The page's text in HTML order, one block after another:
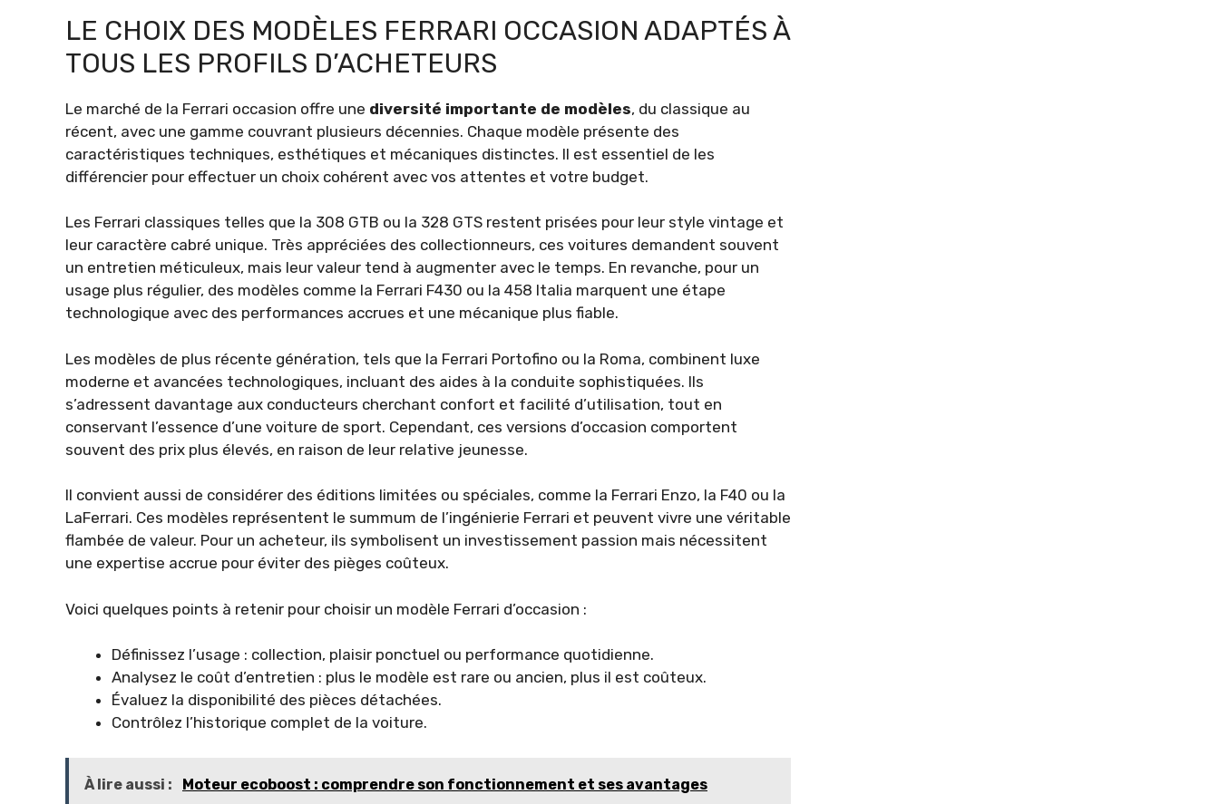
LE CHOIX DES MODÈLES FERRARI OCCASION ADAPTÉS À
TOUS LES PROFILS D’ACHETEURS
Le marché de la Ferrari occasion offre une diversité importante de modèles, du classique au
récent, avec une gamme couvrant plusieurs décennies. Chaque modèle présente des
caractéristiques techniques, esthétiques et mécaniques distinctes. Il est essentiel de les
différencier pour effectuer un choix cohérent avec vos attentes et votre budget.
Les Ferrari classiques telles que la 308 GTB ou la 328 GTS restent prisées pour leur style vintage et
leur caractère cabré unique. Très appréciées des collectionneurs, ces voitures demandent souvent
un entretien méticuleux, mais leur valeur tend à augmenter avec le temps. En revanche, pour un
usage plus régulier, des modèles comme la Ferrari F430 ou la 458 Italia marquent une étape
technologique avec des performances accrues et une mécanique plus fiable.
Les modèles de plus récente génération, tels que la Ferrari Portofino ou la Roma, combinent luxe
moderne et avancées technologiques, incluant des aides à la conduite sophistiquées. Ils
s’adressent davantage aux conducteurs cherchant confort et facilité d’utilisation, tout en
conservant l’essence d’une voiture de sport. Cependant, ces versions d’occasion comportent
souvent des prix plus élevés, en raison de leur relative jeunesse.
Il convient aussi de considérer des éditions limitées ou spéciales, comme la Ferrari Enzo, la F40 ou la
LaFerrari. Ces modèles représentent le summum de l’ingénierie Ferrari et peuvent vivre une véritable
flambée de valeur. Pour un acheteur, ils symbolisent un investissement passion mais nécessitent
une expertise accrue pour éviter des pièges coûteux.
Voici quelques points à retenir pour choisir un modèle Ferrari d’occasion :
Définissez l’usage : collection, plaisir ponctuel ou performance quotidienne.
Analysez le coût d’entretien : plus le modèle est rare ou ancien, plus il est coûteux.
Évaluez la disponibilité des pièces détachées.
Contrôlez l’historique complet de la voiture.
À lire aussi : Moteur ecoboost : comprendre son fonctionnement et ses avantages